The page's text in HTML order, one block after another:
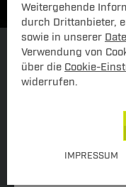
Weitergehende
durch Drittanbieter,
sowie in unserer
Verwendung von
über die Cookie-
widerrufen.
IMPRESSUM
Einkaufen über